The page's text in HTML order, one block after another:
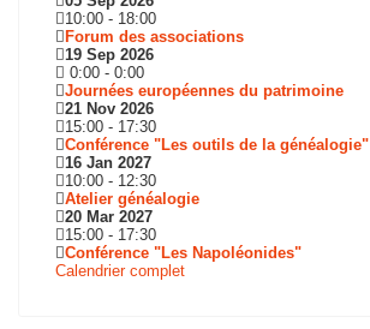
10:00 - 18:00
Forum des associations
19 Sep 2026
0:00 - 0:00
Journées européennes du patrimoine
21 Nov 2026
15:00 - 17:30
Conférence "Les outils de la généalogie"
16 Jan 2027
10:00 - 12:30
Atelier généalogie
20 Mar 2027
15:00 - 17:30
Conférence "Les Napoléonides"
Calendrier complet